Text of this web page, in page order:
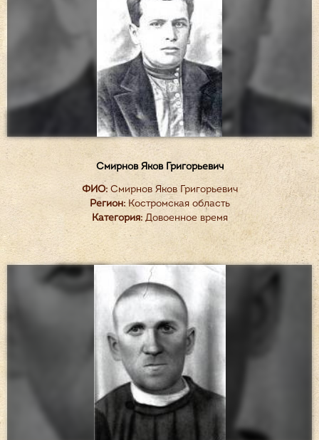
Смирнов Яков Григорьевич
ФИО:Смирнов Яков Григорьевич
Регион:Костромская область
Категория:Довоенное время